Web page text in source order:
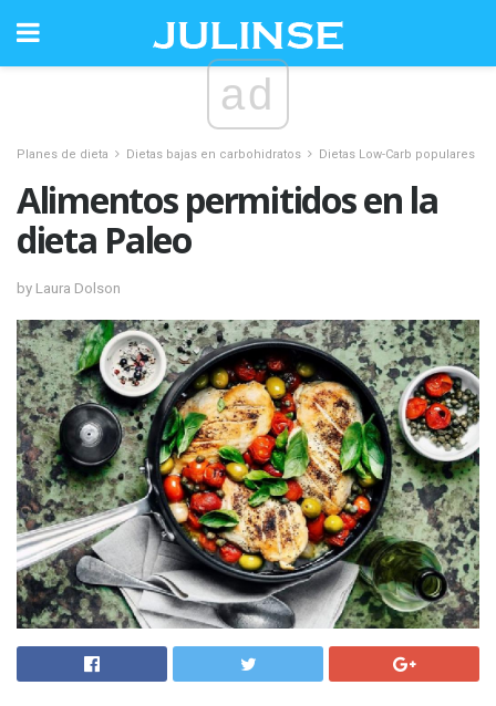
ad
Planes de dieta Dietas bajas en carbohidratos Dietas Low-Carb populares
Alimentos permitidos en la
dieta Paleo
by Laura Dolson